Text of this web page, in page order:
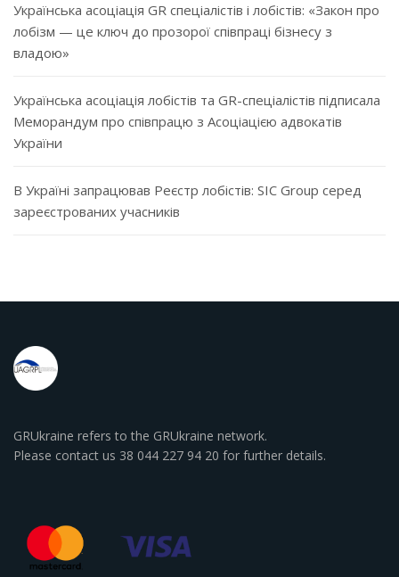
Українська асоціація GR спеціалістів і лобістів: «Закон про
лобізм — це ключ до прозорої співпраці бізнесу з
владою»
Українська асоціація лобістів та GR-спеціалістів підписала
Меморандум про співпрацю з Асоціацією адвокатів
України
В Україні запрацював Реєстр лобістів: SIC Group серед
зареєстрованих учасників
GRUkraine refers to the GRUkraine network.
Please contact us 38 044 227 94 20 for further details.